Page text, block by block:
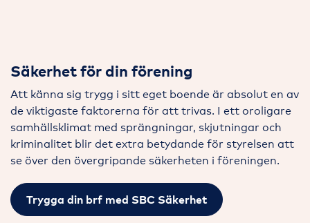
Säkerhet för din förening
Att känna sig trygg i sitt eget boende är absolut en av
de viktigaste faktorerna för att trivas. I ett oroligare
samhällsklimat med sprängningar, skjutningar och
kriminalitet blir det extra betydande för styrelsen att
se över den övergripande säkerheten i föreningen.
Trygga din brf med SBC Säkerhet